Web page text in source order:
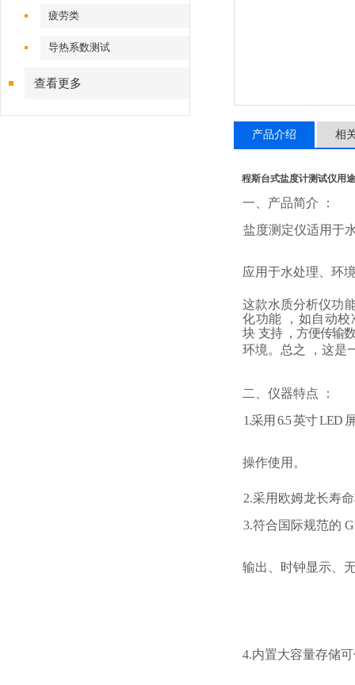
疲劳类
导热系数测试
查看更多
产品介绍 相
程斯台式盐度计测试仪用
一、产品简介
：
盐度测定仪适用于
应用于水处理、环
这款水质分析仪功
化功能
，如自动
块 支持 ，方便传输
环境。总之
，这是
二、仪器特点
：
1.采用 6.5 英寸 LED
操作使用。
2.采用欧姆龙长寿
3.符合国际规范的
输出、时钟显示、
4.内置大容量存储